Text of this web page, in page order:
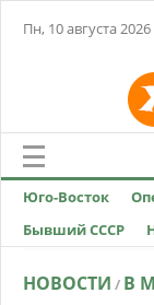
Пн, 10 августа 2026
Юго-Восток
Бывший СССР
НОВОСТИ / В